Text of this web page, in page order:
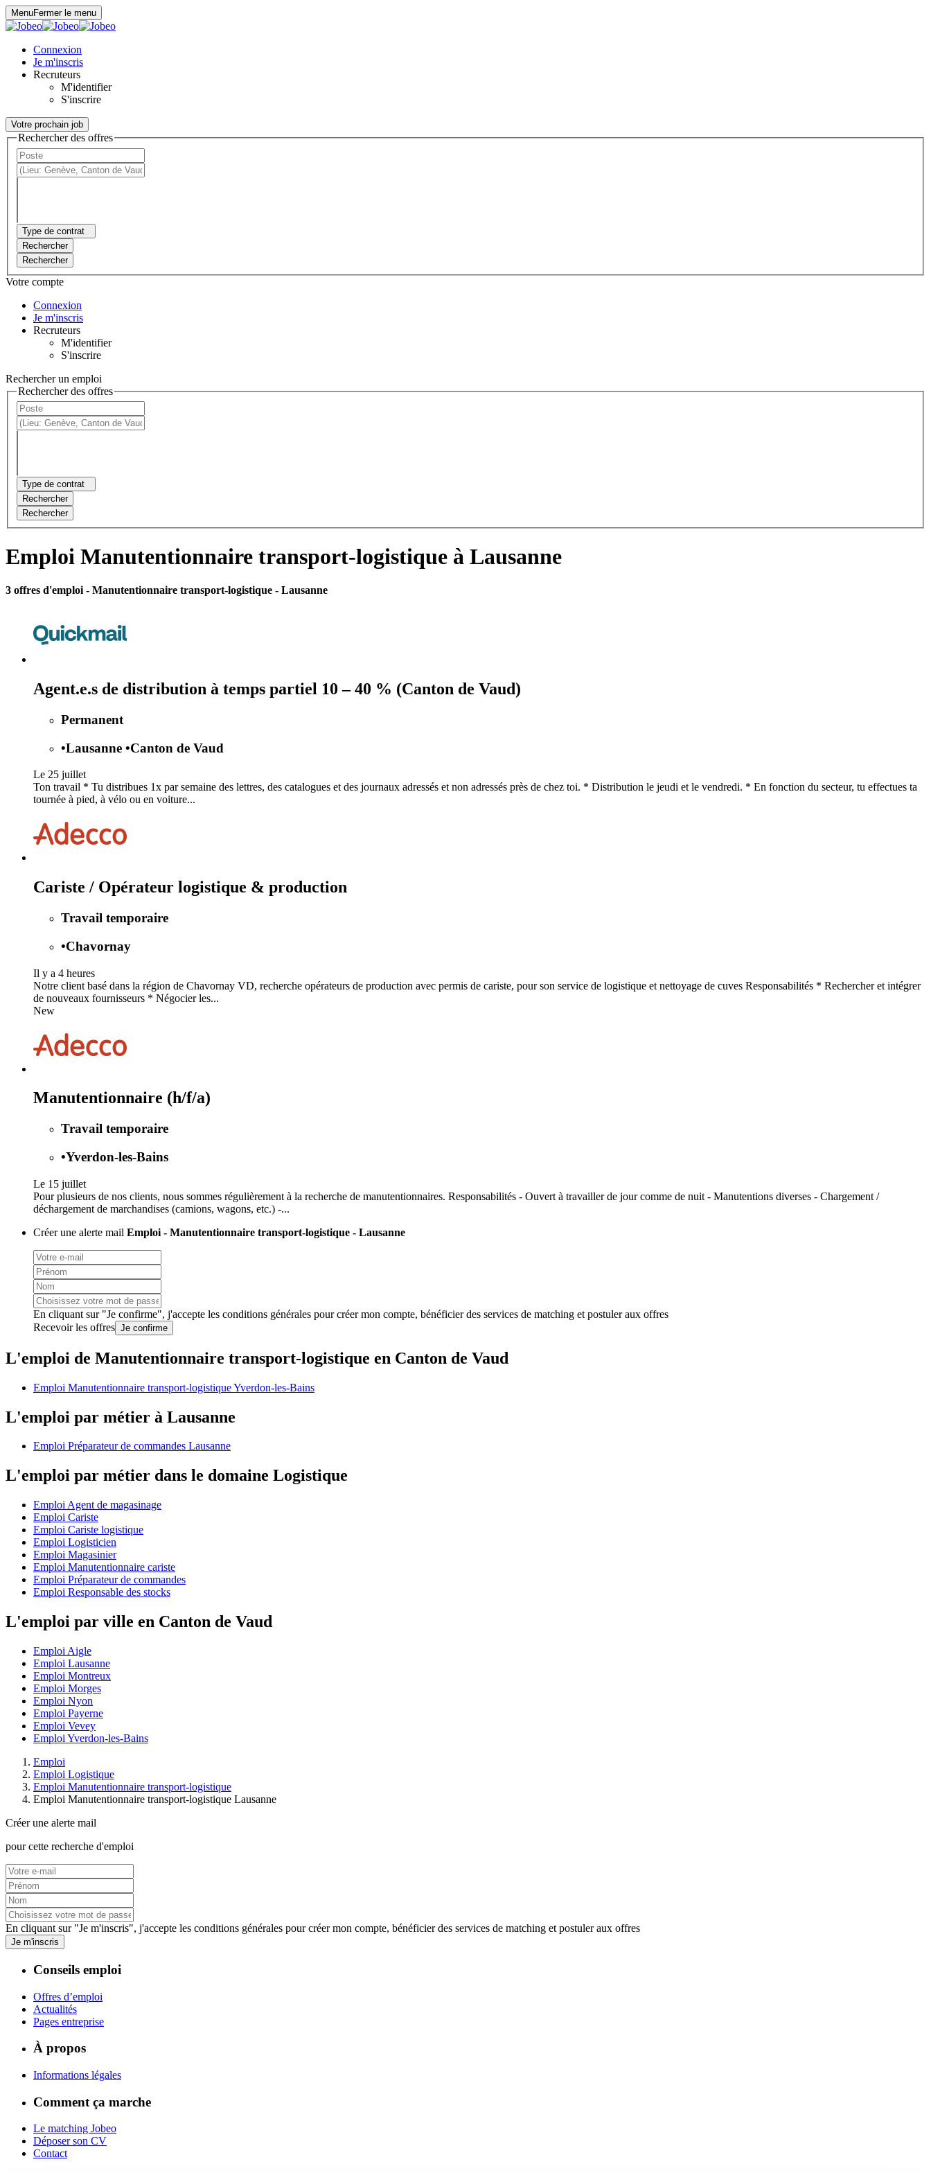
MenuFermer le menu
Connexion
Je m'inscris
Recruteurs
M'identifier
S'inscrire
Votre prochain job
Rechercher des offres
Type de contrat
Rechercher
Rechercher
Votre compte
Connexion
Je m'inscris
Recruteurs
M'identifier
S'inscrire
Rechercher un emploi
Rechercher des offres
Type de contrat
Rechercher
Rechercher
Emploi Manutentionnaire transport-logistique à Lausanne
3 offres d'emploi - Manutentionnaire transport-logistique - Lausanne
Agent.e.s de distribution à temps partiel 10 – 40 % (Canton de Vaud)
Permanent
•Lausanne •Canton de Vaud
Le 25 juillet
Ton travail * Tu distribues 1x par semaine des lettres, des catalogues et des journaux adressés et non adressés près de chez toi. * Distribution le jeudi et le vendredi. * En fonction du secteur, tu effectues ta
tournée à pied, à vélo ou en voiture...
Cariste / Opérateur logistique & production
Travail temporaire
•Chavornay
Il y a 4 heures
Notre client basé dans la région de Chavornay VD, recherche opérateurs de production avec permis de cariste, pour son service de logistique et nettoyage de cuves Responsabilités * Rechercher et intégrer
de nouveaux fournisseurs * Négocier les...
New
Manutentionnaire (h/f/a)
Travail temporaire
•Yverdon-les-Bains
Le 15 juillet
Pour plusieurs de nos clients, nous sommes régulièrement à la recherche de manutentionnaires. Responsabilités - Ouvert à travailler de jour comme de nuit - Manutentions diverses - Chargement /
déchargement de marchandises (camions, wagons, etc.) -...
Créer une alerte mail Emploi - Manutentionnaire transport-logistique - Lausanne
En cliquant sur "Je confirme", j'accepte les conditions générales pour créer mon compte, bénéficier des services de matching et postuler aux offres
Recevoir les offres Je confirme
L'emploi de Manutentionnaire transport-logistique en Canton de Vaud
Emploi Manutentionnaire transport-logistique Yverdon-les-Bains
L'emploi par métier à Lausanne
Emploi Préparateur de commandes Lausanne
L'emploi par métier dans le domaine Logistique
Emploi Agent de magasinage
Emploi Cariste
Emploi Cariste logistique
Emploi Logisticien
Emploi Magasinier
Emploi Manutentionnaire cariste
Emploi Préparateur de commandes
Emploi Responsable des stocks
L'emploi par ville en Canton de Vaud
Emploi Aigle
Emploi Lausanne
Emploi Montreux
Emploi Morges
Emploi Nyon
Emploi Payerne
Emploi Vevey
Emploi Yverdon-les-Bains
Emploi
Emploi Logistique
Emploi Manutentionnaire transport-logistique
Emploi Manutentionnaire transport-logistique Lausanne
Créer une alerte mail
pour cette recherche d'emploi
En cliquant sur "Je m'inscris", j'accepte les conditions générales pour créer mon compte, bénéficier des services de matching et postuler aux offres
Je m'inscris
Conseils emploi
Offres d’emploi
Actualités
Pages entreprise
À propos
Informations légales
Comment ça marche
Le matching Jobeo
Déposer son CV
Contact
Panneau de gestion des cookies